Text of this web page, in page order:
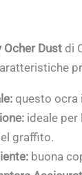
Ocher Dust di
questo ocra
ideale
graffito.
buona